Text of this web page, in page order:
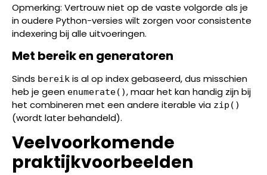
Opmerking: Vertrouw niet op de vaste volgorde als je
in oudere Python-versies wilt zorgen voor consistente
indexering bij alle uitvoeringen.
Met bereik en generatoren
Sinds bereik is al op index gebaseerd, dus misschien
heb je geen enumerate(), maar het kan handig zijn bij
het combineren met een andere iterable via zip()
(wordt later behandeld).
Veelvoorkomende
praktijkvoorbeelden